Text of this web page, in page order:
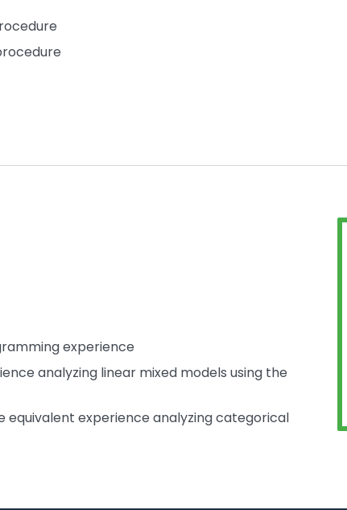
experience
analyzing linear mixed models using the
equivalent experience analyzing categorical